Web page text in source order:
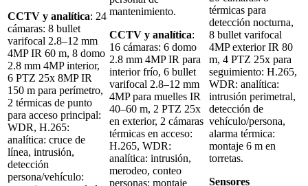
CCTV y analítica: 24
cámaras: 8 bullet
varifocal 2.8–12 mm
4MP IR 60 m, 8 domo
2.8 mm 4MP interior,
6 PTZ 25x 8MP IR
150 m para perímetro,
2 térmicas de punto
para acceso principal:
WDR, H.265:
analítica: cruce de
línea, intrusión,
detección
persona/vehículo:
mantenimiento.
CCTV y analítica:
16 cámaras: 6 domo
2.8 mm 4MP IR para
interior frío, 6 bullet
varifocal 2.8–12 mm
4MP para muelles IR
40–60 m, 2 PTZ 25x
en exterior, 2 cámaras
térmicas en acceso:
H.265, WDR:
analítica: intrusión,
merodeo, conteo
personas: montaje
térmicas para
detección nocturna,
8 bullet varifocal
4MP exterior IR 80
m, 4 PTZ 25x para
seguimiento: H.265,
WDR: analítica:
intrusión perimetral,
detección de
vehículo/persona,
alarma térmica:
montaje 6 m en
torretas.
Sensores